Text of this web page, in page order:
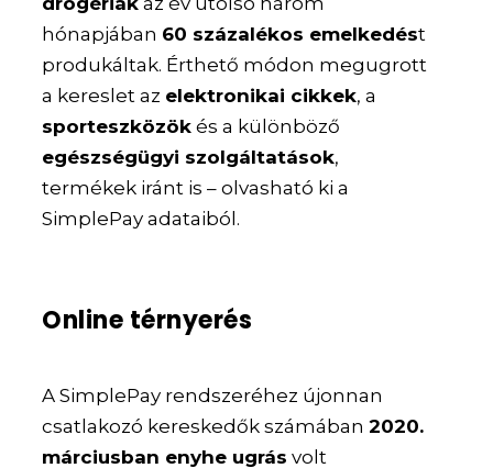
hónapjában 60 százalékos emelkedést
produkáltak. Érthető módon megugrott
a kereslet az elektronikai cikkek, a
sporteszközök és a különböző
egészségügyi szolgáltatások,
termékek iránt is – olvasható ki a
SimplePay adataiból.
Online térnyerés
A SimplePay rendszeréhez újonnan
csatlakozó kereskedők számában2020.
márciusban enyhe ugrás volt